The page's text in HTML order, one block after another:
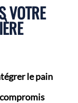
VOTRE
le pain